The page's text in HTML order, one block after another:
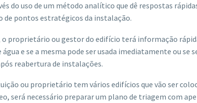
do uso de um método analítico que dê respostas
de pontos estratégicos da instalação.
proprietário ou gestor do edifício terá informação
e se a mesma pode ser usada imediatamente ou se
reabertura de instalações.
ou proprietário tem vários edifícios que vão ser
será necessário preparar um plano de triagem com